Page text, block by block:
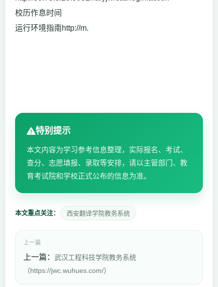
校历作息时间
运行环境指南http://m.
特别提示
本文内容为学习参考信息整理，实际报名、考试、
查分、志愿填报、录取等安排，请以主管部门、教
育考试院和学校正式公布的信息为准。
本文重点关注： 西安翻译学院教务系统
上一篇
上一篇： 武汉工程科技学院教务系统
（https://jwc.wuhues.com/）